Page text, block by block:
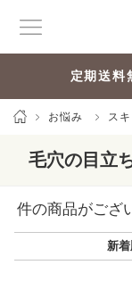
定期送
お悩み ス
毛穴の目立
件の商品がござ
新着